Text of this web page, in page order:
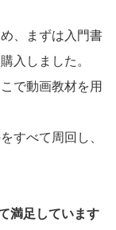
、まずは入門書
入しました。
で動画教材を用
すべて周回し、
満足しています